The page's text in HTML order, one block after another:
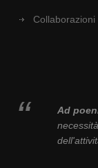
Collaborazioni
Ad